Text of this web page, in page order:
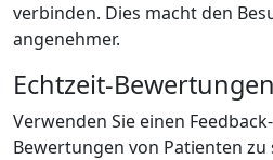
verbinden. Dies macht den
angenehmer.
Echtzeit-
Verwenden Sie einen
Bewertungen von Patienten